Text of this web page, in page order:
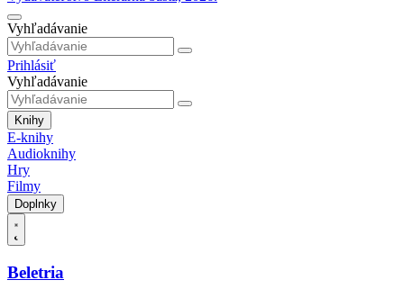
Vyhľadávanie
Prihlásiť
Vyhľadávanie
Knihy
E-knihy
Audioknihy
Hry
Filmy
Doplnky
Beletria